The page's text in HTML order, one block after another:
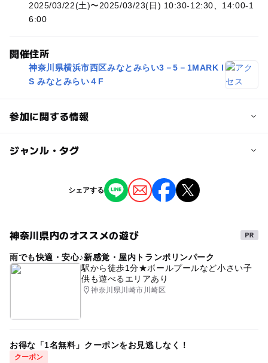
2025/03/22(土)〜2025/03/23(日) 10:30-12:30、14:00-1
6:00
開催住所
神奈川県横浜市西区みなとみらい3－5－1MARK I
S みなとみらい４F
参加に関する情報
対象年齢
ジャンル・タグ
タグ
横浜 ショールーム みなとみらい 東京ガス
お出かけ 見学 ガス機器
ミストサウナ
シェアする
神奈川県内のオススメの遊び
雨でも快適・安心♪新感覚・屋内トランポリンパーク
駅から徒歩1分★ボールプールなど小さい子
供も遊べるエリアあり
神奈川県川崎市川崎区
お得な「1名無料」クーポンをお見逃しなく！
クーポン